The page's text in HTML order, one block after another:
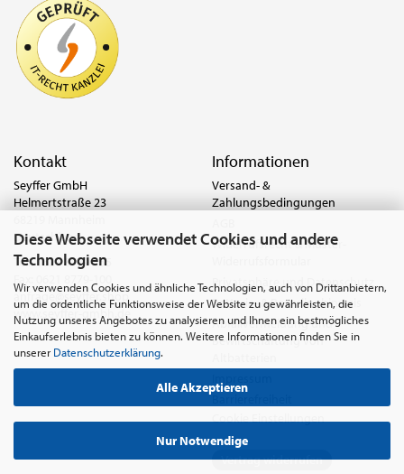
Diese Webseite verwendet Cookies und andere
Technologien
Wir verwenden Cookies und ähnliche Technologien, auch von Drittanbietern,
um die ordentliche Funktionsweise der Website zu gewährleisten, die
Nutzung unseres Angebotes zu analysieren und Ihnen ein bestmögliches
Einkaufserlebnis bieten zu können. Weitere Informationen finden Sie in
unserer Datenschutzerklärung.
Alle Akzeptieren
Nur Notwendige
Kontakt
Seyffer GmbH
Helmertstraße 23
Deutschland
Tel.:0621 8779-555
anfrage@seyffer.shop
www.seyffer-gmbh.de
Informationen
Versand- &
Zahlungsbedingungen
Widerrufsrecht & Muster-
Privatsphäre und Datenschutz
Batterie- & Recyclinghinweis
Abfallvermeidung und
Bewirtschaftung von
Cookie Einstellungen
Vertrag widerrufen